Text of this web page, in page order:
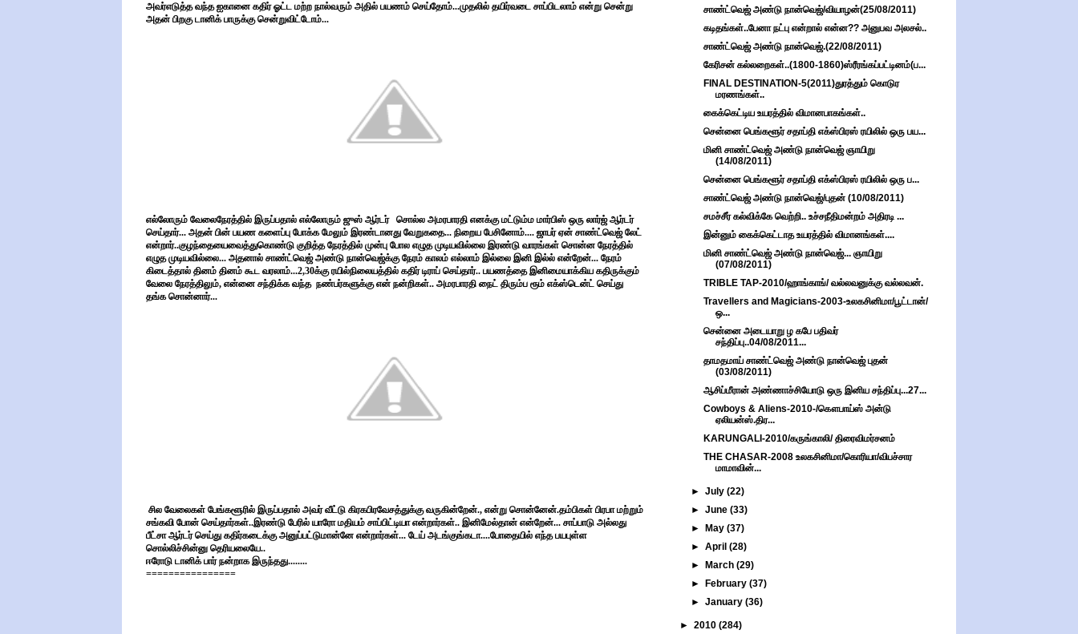
அவர்எடுத்த வந்த ஐகானை கதிர் ஓட்ட மற்ற நால்வரும் அதில் பயணம் செய்தோம்...முதலில் தயிர்வடை சாப்பிடலாம் என்று சென்று
அதன் பிறகு டானிக் பாருக்கு சென்றுவிட்டோம்...
எல்லோரும் வேலைநேரத்தில் இருப்பதால் எல்லோரும் ஜுஸ் ஆர்டர்
சொல்ல அமரபாரதி எனக்கு மட்டும்ம மார்பிஸ் ஒரு லார்ஜ் ஆர்டர்
செய்தார்... அதன் பின் பயண களைப்பு போக்க மேலும் இரண்டானது வேறுகதை... நிறைய பேசினோம்.... ஜாபர் ஏன் சாண்ட்வெஜ் லேட்
என்றார்..குழந்தையைவைத்துகொண்டு குறித்த நேரத்தில் முன்பு போல எழுத முடியவில்லை இரண்டு வாரங்கள் சொன்ன நேரத்தில்
எழுத முடியவில்லை... அதனால் சாண்ட்வெஜ் அண்டு நான்வெஜ்க்கு நேரம் காலம் எல்லாம் இல்லை இனி இல்ல் என்றேன்... நேரம்
கிடைத்தால் தினம் தினம் கூட வரலாம்...2,30க்கு ரயில்நிலையத்தில் கதிர் டிராப் செய்தார்.. பயணத்தை இனிமையாக்கிய கதிருக்கும்
வேலை நேரத்திலும், என்னை சந்திக்க வந்த நண்பர்களுக்கு என் நன்றிகள்.. அமரபாரதி நைட் திரும்ப ரூம் எக்ஸ்டென்ட் செய்து
தங்க சொன்னார்...
சில வேலைகள் பேங்களூரில் இருப்பதால் அவர் வீட்டு கிரகபிரவேசத்துக்கு வருகின்றேன்., என்று சொன்னேன்.தம்பிகள் பிரபா மற்றும்
சங்கவி போன் செய்தார்கள்..இரண்டு பேரில் யாரோ மதியம் சாப்பிட்டியா என்றார்கள்.. இனிமேல்தான் என்றேன்... சாப்பாடு அல்லது
பீட்சா ஆர்டர் செய்து கதிர்கடைக்கு அனுப்பட்டுமான்னே என்றார்கள்... டேய் அடங்குங்கடா....போதையில் எந்த பயபுள்ள
சொல்லிச்சின்னு தெரியலையே..
ஈரோடு டானிக் பார் நன்றாக இருந்தது........
================
சாண்ட்வெஜ் அண்டு நான்வெஜ்/வியாழன்(25/08/2011)
கடிதங்கள்..பேனா நட்பு என்றால் என்ன?? அனுபவ அலசல்..
சாண்ட்வெஜ் அண்டு நான்வெஜ்.(22/08/2011)
கேரிசன் கல்லறைகள்..(1800-1860)ஸ்ரீரங்கப்பட்டினம்(ப...
FINAL DESTINATION-5(2011)துரத்தும் கொடுர
மரணங்கள்..
கைக்கெட்டிய உயரத்தில் விமானபாகங்கள்..
சென்னை பெங்களூர் சதாப்தி எக்ஸ்பிரஸ் ரயிலில் ஒரு பய...
மினி சாண்ட்வெஜ் அண்டு நான்வெஜ் ஞாயிறு
(14/08/2011)
சென்னை பெங்களூர் சதாப்தி எக்ஸ்பிரஸ் ரயிலில் ஒரு ப...
சாண்ட்வெஜ் அண்டு நான்வெஜ்/புதன் (10/08/2011)
சமச்சீர் கல்விக்கே வெற்றி.. உச்சநீதிமன்றம் அதிரடி ...
இன்னும் கைக்கெட்டாத உயரத்தில் விமானங்கள்....
மினி சாண்ட்வெஜ் அண்டு நான்வெஜ்... ஞாயிறு
(07/08/2011)
TRIBLE TAP-2010/ஹாங்காங்/ வல்லவனுக்கு வல்லவன்.
Travellers and Magicians-2003-உலகசினிமா/பூட்டான்/
ஒ...
சென்னை அடையாறு ழ கபே பதிவர்
சந்திப்பு..04/08/2011...
தாமதமாய் சாண்ட்வெஜ் அண்டு நான்வெஜ் புதன்
(03/08/2011)
ஆசிப்மீரான் அண்ணாச்சியோடு ஒரு இனிய சந்திப்பு...27...
Cowboys & Aliens-2010-/கௌபாய்ஸ் அன்டு
ஏலியன்ஸ்.திர...
KARUNGALI-2010/கருங்காலி/ திரைவிமர்சனம்
THE CHASAR-2008 உலகசினிமா/கொரியா/விபச்சார
மாமாவின்...
►July(22)
►June(33)
►
May(37)
►April(28)
►
March(29)
►
February(37)
►January(36)
► 2010 (284)